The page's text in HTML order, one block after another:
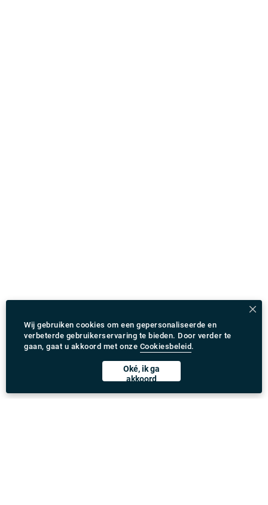
Wij gebruiken cookies om een gepersonaliseerde en
verbeterde gebruikerservaring te bieden. Door verder te
gaan, gaat u akkoord met onze Cookiesbeleid .
Oké, ik ga
akkoord